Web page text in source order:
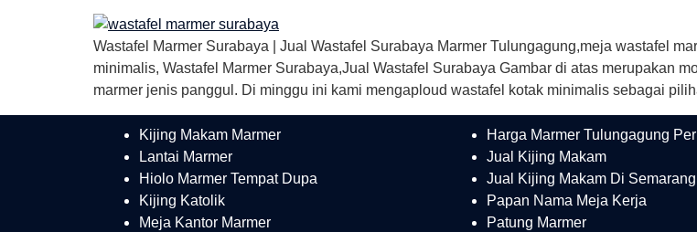
Wastafel Marmer Surabaya | Jual Wastafel Surabaya Marmer Tulungagung,meja wastafel
minimalis, Wastafel Marmer Surabaya,Jual Wastafel Surabaya Gambar di atas merupakan
marmer jenis panggul. Di minggu ini kami mengaploud wastafel kotak minimalis sebagai
Kijing Makam Marmer
Lantai Marmer
Hiolo Marmer Tempat Dupa
Kijing Katolik
Meja Kantor Marmer
Harga Marmer Tulungagung
Jual Kijing Makam
Jual Kijing Makam Di Semarang
Papan Nama Meja Kerja
Patung Marmer